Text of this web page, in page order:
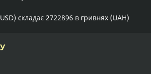
складає 2722896 в гривнях (UAH)